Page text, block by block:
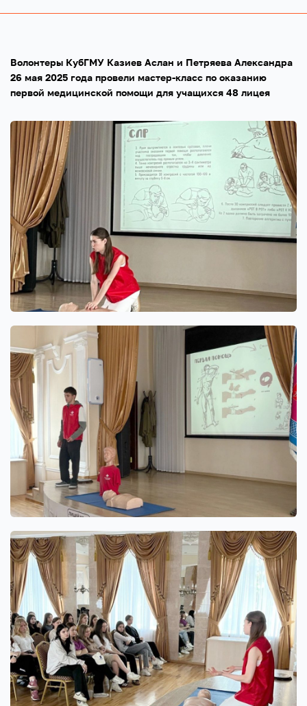
Волонтеры КубГМУ Казиев Аслан и Петряева Александра
26 мая 2025 года провели мастер-класс по оказанию
первой медицинской помощи для учащихся 48 лицея